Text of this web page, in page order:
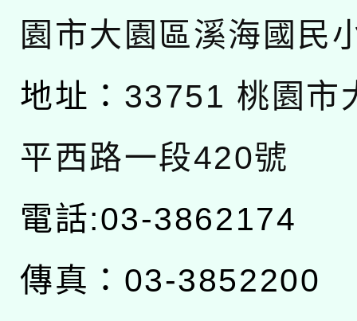
園市大園區溪海國民
地址： 33751 桃園市
平西路一段420號
電話:03-3862174
傳真：03-3852200